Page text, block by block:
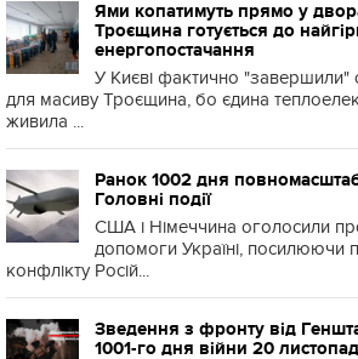
Ями копатимуть прямо у
Троєщина готується до
енергопостачання
У Києві фактично
для масиву Троєщина, бо єдина
живила ...
Ранок 1002 дня
Головні події
США і Німеччина оголосили
допомоги Україні, посилюючи
конфлікту Росій...
Зведення з фронту від
1001-го дня війни 20